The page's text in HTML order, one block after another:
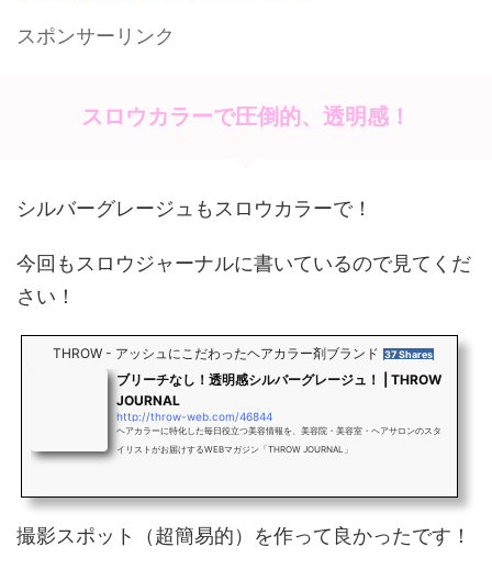
c
o
k
e itt
st
スポンサーリンク
スロウカラーで圧倒的、透明感！
シルバーグレージュもスロウカラーで！
今回もスロウジャーナルに書いているので見てくだ
さい！
THROW - アッシュにこだわったヘアカラー剤ブランド 37 Shares
ブリーチなし！透明感シルバーグレージュ！ | THROW
JOURNAL
http://throw-web.com/46844
ヘアカラーに特化した毎日役立つ美容情報を、美容院・美容室・ヘアサロンのスタ
イリストがお届けするWEBマガジン「THROW JOURNAL」
撮影スポット（超簡易的）を作って良かったです！